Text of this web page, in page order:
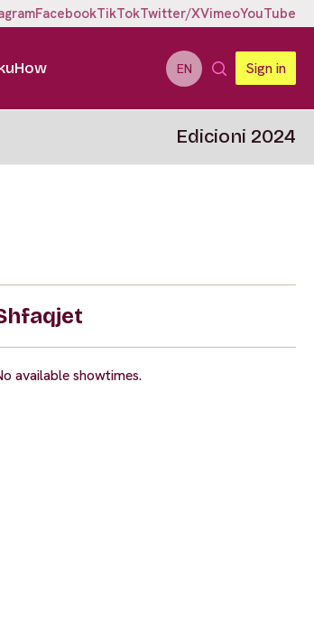
FacebookTikTokTwitter/XVimeoYouTube
EN Sign in
Edicioni 2024
available showtimes.